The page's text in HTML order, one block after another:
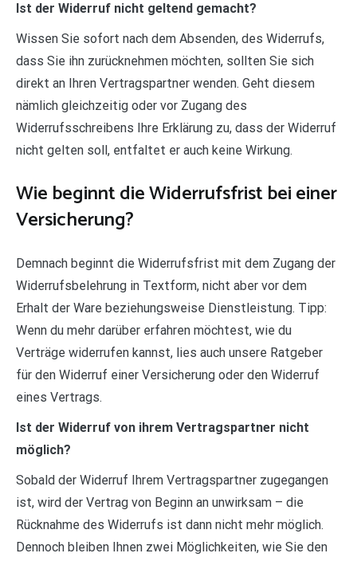
Ist der Widerruf nicht geltend gemacht?
Wissen Sie sofort nach dem Absenden, des Widerrufs,
dass Sie ihn zurücknehmen möchten, sollten Sie sich
direkt an Ihren Vertragspartner wenden. Geht diesem
nämlich gleichzeitig oder vor Zugang des
Widerrufsschreibens Ihre Erklärung zu, dass der Widerruf
nicht gelten soll, entfaltet er auch keine Wirkung.
Wie beginnt die Widerrufsfrist bei einer
Versicherung?
Demnach beginnt die Widerrufsfrist mit dem Zugang der
Widerrufsbelehrung in Textform, nicht aber vor dem
Erhalt der Ware beziehungsweise Dienstleistung. Tipp:
Wenn du mehr darüber erfahren möchtest, wie du
Verträge widerrufen kannst, lies auch unsere Ratgeber
für den Widerruf einer Versicherung oder den Widerruf
eines Vertrags.
Ist der Widerruf von ihrem Vertragspartner nicht
möglich?
Sobald der Widerruf Ihrem Vertragspartner zugegangen
ist, wird der Vertrag von Beginn an unwirksam – die
Rücknahme des Widerrufs ist dann nicht mehr möglich.
Dennoch bleiben Ihnen zwei Möglichkeiten, wie Sie den